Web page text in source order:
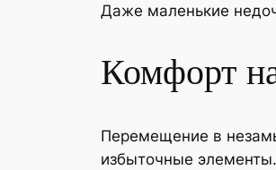
Даже маленькие
Комфорт
Перемещение в
избыточные